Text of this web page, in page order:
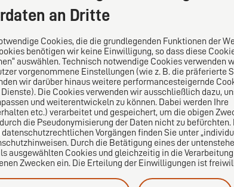
Folgen Sie uns auf
an Dritte
Cookies, die die grundlegenden Funktionen der
benötigen wir keine Einwilligung, so dass diese
auswählen. Technisch notwendige Cookies verwenden
vorgenommene Einstellungen (wie z. B. die präferierte
wir darüber hinaus weitere performancesteigernde
Die Cookies verwenden wir ausschließlich dazu,
und weiterentwickeln zu können. Dabei werden Ihre
etc.) verarbeitet und gespeichert, um die obigen
die Pseudonymisierung der Daten nicht zu befürchten.
Vorgängen finden Sie unter
Durch die Betätigung eines der
ausgewählten Cookies und gleichzeitig in die
Zwecken ein. Die Erteilung der Einwilligungen ist